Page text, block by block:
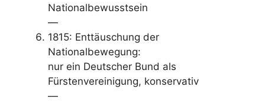
Nationalbewusstsein
—
1815: Enttäuschung der
Nationalbewegung:
nur ein Deutscher Bund als
Fürstenvereinigung, konservativ
—